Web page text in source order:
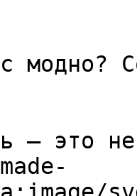
модно?
— это